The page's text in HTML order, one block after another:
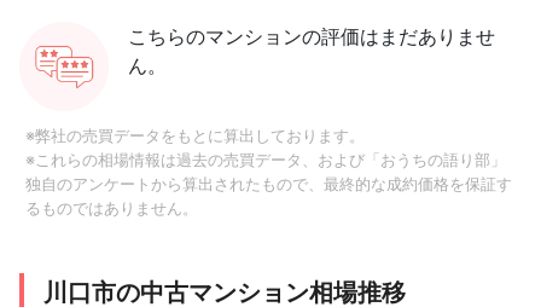
こちらのマンションの評価はまだありませ
ん。
※弊社の売買データをもとに算出しております。
※これらの相場情報は過去の売買データ、および「おうちの語り部」
独自のアンケートから算出されたもので、最終的な成約価格を保証す
るものではありません。
川口市の中古マンション相場推移